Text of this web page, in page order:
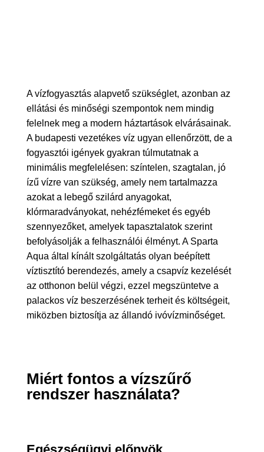
A vízfogyasztás alapvető szükséglet, azonban az
ellátási és minőségi szempontok nem mindig
felelnek meg a modern háztartások elvárásainak.
A budapesti vezetékes víz ugyan ellenőrzött, de a
fogyasztói igények gyakran túlmutatnak a
minimális megfelelésen: színtelen, szagtalan, jó
ízű vízre van szükség, amely nem tartalmazza
azokat a lebegő szilárd anyagokat,
klórmaradványokat, nehézfémeket és egyéb
szennyezőket, amelyek tapasztalatok szerint
befolyásolják a felhasználói élményt. A Sparta
Aqua által kínált szolgáltatás olyan beépített
víztisztító berendezés, amely a csapvíz kezelését
az otthonon belül végzi, ezzel megszüntetve a
palackos víz beszerzésének terheit és költségeit,
miközben biztosítja az állandó ivóvízminőséget.
Miért fontos a vízszűrő
rendszer használata?